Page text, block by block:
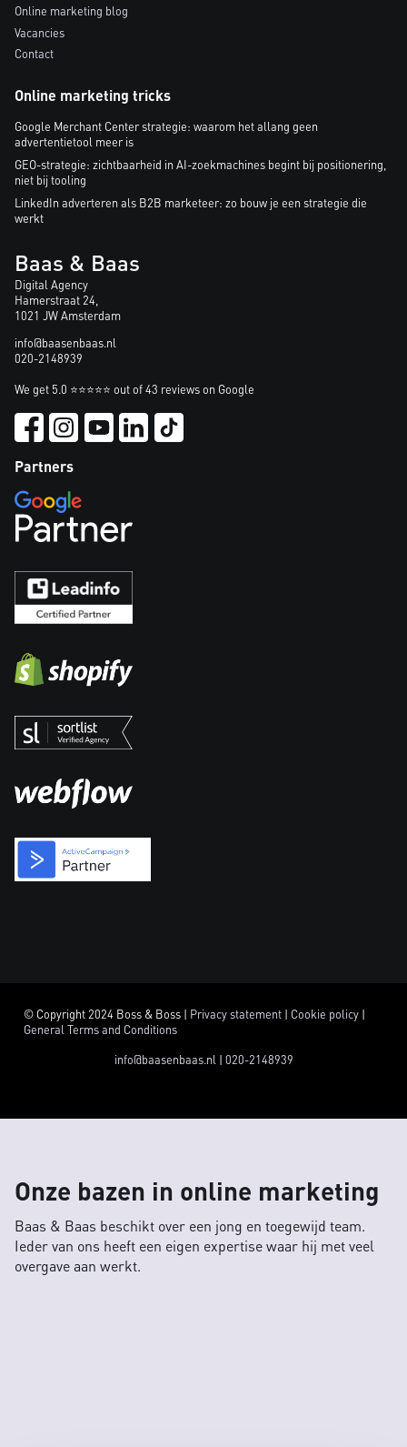
Online marketing blog
Vacancies
Contact
Online marketing tricks
Google Merchant Center strategie: waarom het allang geen
advertentietool meer is
GEO-strategie: zichtbaarheid in AI-zoekmachines begint bij positionering,
niet bij tooling
LinkedIn adverteren als B2B marketeer: zo bouw je een strategie die
werkt
Baas & Baas
Digital Agency
Hamerstraat 24,
1021 JW Amsterdam
info@baasenbaas.nl
020-2148939
We get 5.0 ⭐⭐⭐⭐⭐ out of 43 reviews on Google
Partners
© Copyright 2024 Boss & Boss | Privacy statement | Cookie policy |
General Terms and Conditions
info@baasenbaas.nl| 020-2148939
Onze bazen in online marketing
Baas & Baas beschikt over een jong en toegewijd team.
Ieder van ons heeft een eigen expertise waar hij met veel
overgave aan werkt.